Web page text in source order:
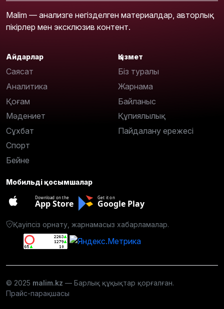
Malim — анализге негізделген материалдар, авторлық
пікірлер мен эксклюзив контент.
Айдарлар
Саясат
Аналитика
Қоғам
Мәдениет
Сұхбат
Спорт
Бейне
Қызмет
Біз туралы
Жарнама
Байланыс
Құпиялылық
Пайдалану ережесі
Мобильді қосымшалар
Download on the
App Store
Get it on
Google Play
Қауіпсіз орнату, жарнамасыз хабарламалар.
© 2025 malim.kz — Барлық құқықтар қорғалған.
Прайс-парақшасы